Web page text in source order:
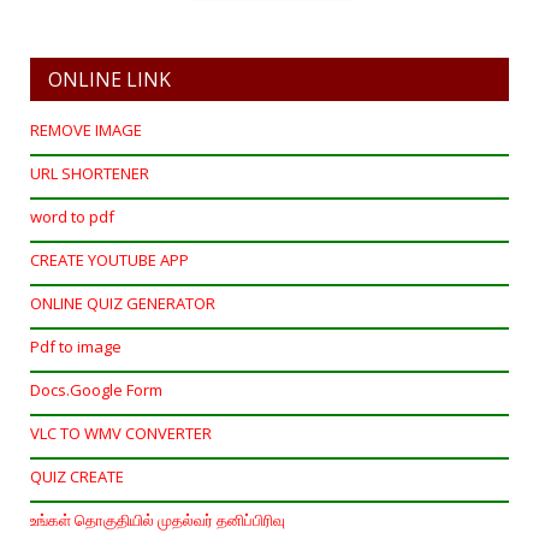
ONLINE LINK
REMOVE IMAGE
URL SHORTENER
word to pdf
CREATE YOUTUBE APP
ONLINE QUIZ GENERATOR
Pdf to image
Docs.Google Form
VLC TO WMV CONVERTER
QUIZ CREATE
உங்கள் தொகுதியில் முதல்வர் தனிப்பிரிவு